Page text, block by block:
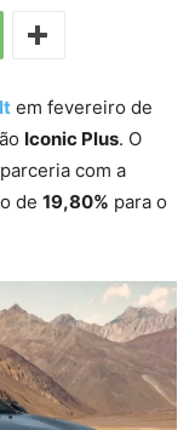
em fevereiro de
Iconic Plus. O
com a
de 19,80% para o